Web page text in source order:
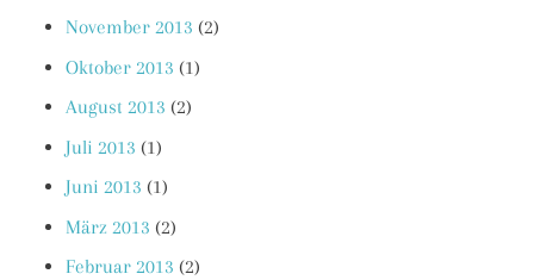
November 2013 (2)
Oktober 2013 (1)
August 2013 (2)
Juli 2013 (1)
Juni 2013 (1)
März 2013 (2)
Februar 2013 (2)